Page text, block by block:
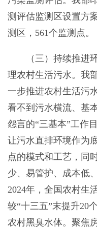
测评估监测区设置方
测区，561个监测点。
（三）持续推进环
理农村生活污水。我
一步推进农村生活污
看不到污水横流、基
怨言的“三基本”工作
让污水直排环境作为
点的模式和工艺，同
少、易管护、成本低
2024年，全国农村生
较“十三五”末提升20
农村黑臭水体。聚焦